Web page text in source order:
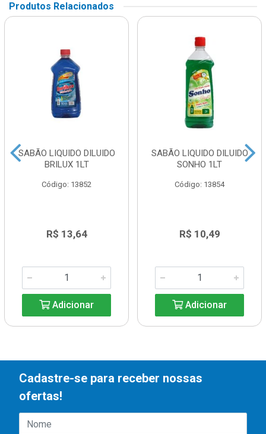
Produtos Relacionados
SABÃO LIQUIDO DILUIDO
BRILUX 1LT
Código: 13852
R$ 13,64
Adicionar
SABÃO LIQUIDO DILUIDO
SONHO 1LT
Código: 13854
R$ 10,49
Adicionar
Cadastre-se para receber nossas
ofertas!